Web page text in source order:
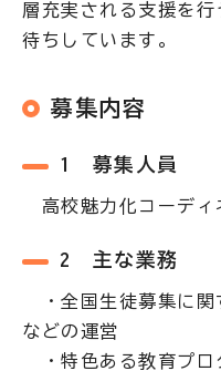
層充実される支援を
待ちしています。
募集内容
1 募集人員
高校魅力化コーデ
2 主な業務
・全国生徒募集に関
などの運営
・特色ある教育プロ